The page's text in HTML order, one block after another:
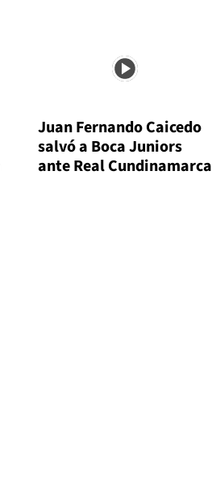
Juan Fernando Caicedo
salvó a Boca Juniors
ante Real Cundinamarca